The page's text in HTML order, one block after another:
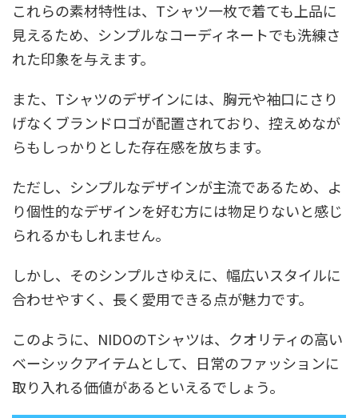
これらの素材特性は、Tシャツ一枚で着ても上品に
見えるため、シンプルなコーディネートでも洗練さ
れた印象を与えます。
また、Tシャツのデザインには、胸元や袖口にさり
げなくブランドロゴが配置されており、控えめなが
らもしっかりとした存在感を放ちます。
ただし、シンプルなデザインが主流であるため、よ
り個性的なデザインを好む方には物足りないと感じ
られるかもしれません。
しかし、そのシンプルさゆえに、幅広いスタイルに
合わせやすく、長く愛用できる点が魅力です。
このように、NIDOのTシャツは、クオリティの高い
ベーシックアイテムとして、日常のファッションに
取り入れる価値があるといえるでしょう。